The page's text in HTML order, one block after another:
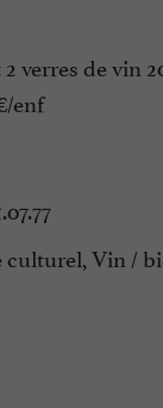
verres de vin
enf
culturel, Vin /